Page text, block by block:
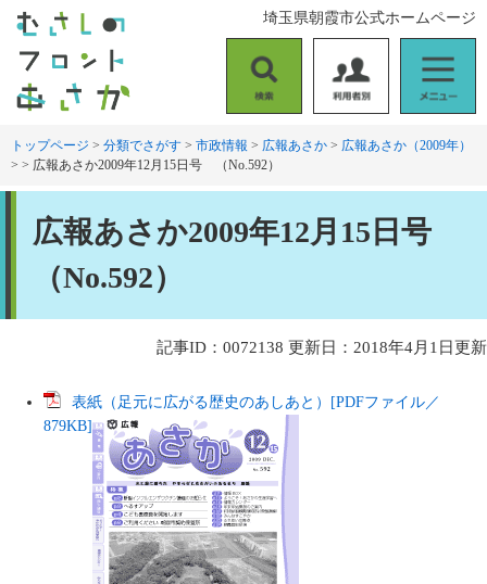
す
。
し
て
索
用
者
ニ
ュ
埼玉県朝霞市公式ホームページ
トップページ > 分類でさがす > 市政情報 > 広報あさか > 広報あさか（2009年）
> > 広報あさか2009年12月15日号 （No.592）
広報あさか2009年12月15日号
（No.592）
記事ID：0072138 更新日：2018年4月1日更新
表紙（足元に広がる歴史のあしあと）[PDFファイル／
879KB]